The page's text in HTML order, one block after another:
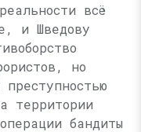
всё
и Шведову
но
территории
бандиты